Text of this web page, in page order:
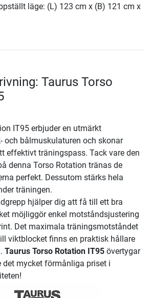
läge: (L) 123 cm x (B) 121 cm x
Taurus Torso
IT95 erbjuder en utmärkt
och bålmuskulaturen och skonar
effektivt träningspass. Tack vare den
denna Torso Rotation tränas de
perfekt. Dessutom stärks hela
träningen.
hjälper dig att få till ett bra
möjliggör enkel motståndsjustering
Det maximala träningsmotståndet
viktblocket finns en praktisk hållare
Taurus Torso Rotation IT95 övertygar
det mycket förmånliga priset i